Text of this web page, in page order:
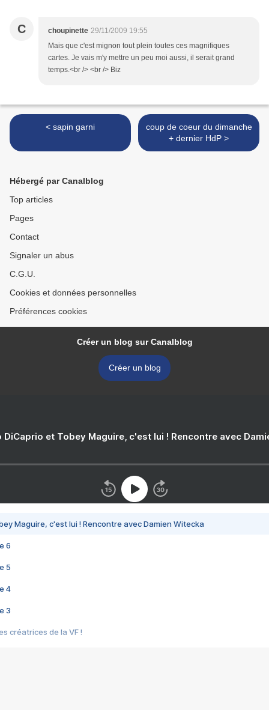
C choupinette 29/11/2009 19:55
Mais que c'est mignon tout plein toutes ces magnifiques
cartes. Je vais m'y mettre un peu moi aussi, il serait grand
temps.<br /> <br /> Biz
< sapin garni
coup de coeur du dimanche
+ dernier HdP >
Hébergé par Canalblog
Top articles
Pages
Contact
Signaler un abus
C.G.U.
Cookies et données personnelles
Préférences cookies
Créer un blog sur Canalblog
Créer un blog
DiCaprio et Tobey Maguire, c'est lui ! Rencontre avec
Maguire, c'est lui ! Rencontre avec Damien Witecka
6
5
4
3
créatrices de la VF !